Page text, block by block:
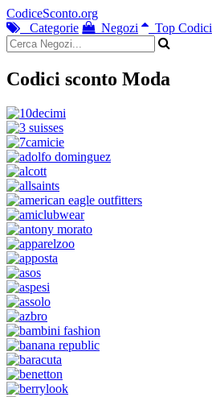
CodiceSconto.org
Categorie
Negozi Top Codici
Codici sconto Moda